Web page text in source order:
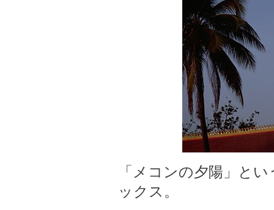
「メコンの夕陽」と
ックス。